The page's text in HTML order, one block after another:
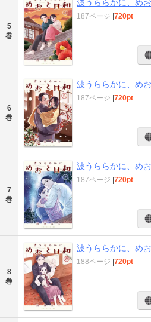
5
巻
波うららかに、め
187ページ |720pt
6
巻
波うららかに、め
187ページ |720pt
7
巻
波うららかに、め
187ページ |720pt
8
巻
波うららかに、め
188ページ |720pt